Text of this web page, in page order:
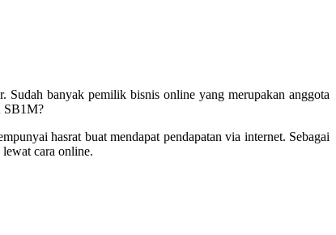
banyak pemilik bisnis online yang merupakan anggota
SB1M?
hasrat buat mendapat pendapatan via internet. Sebagai
cara online.